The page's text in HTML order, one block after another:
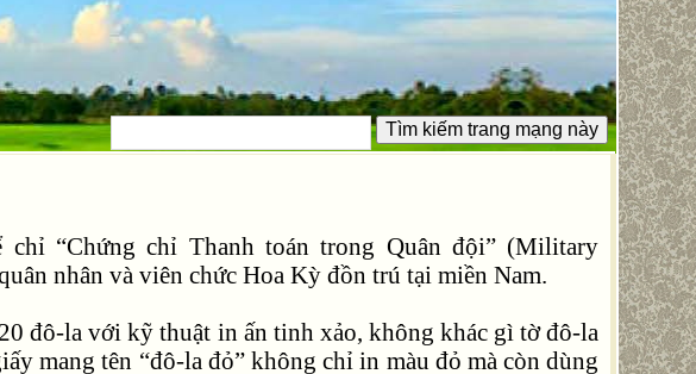
“Chứng chỉ Thanh toán trong Quân đội” (Military
nhân và viên chức Hoa Kỳ đồn trú tại miền Nam.
đô-la với kỹ thuật in ấn tinh xảo, không khác gì tờ đô-la
mang tên “đô-la đỏ” không chỉ in màu đỏ mà còn dùng